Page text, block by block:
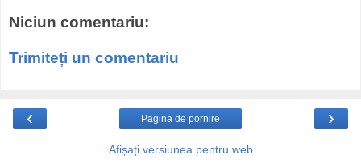
Niciun comentariu:
Trimiteți un comentariu
‹ ›
Pagina de pornire
Afișați versiunea pentru web